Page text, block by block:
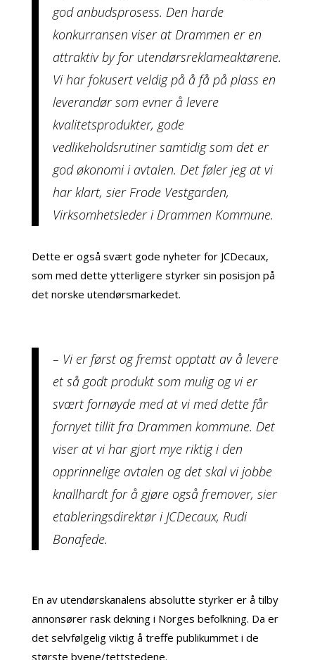
god anbudsprosess. Den harde
konkurransen viser at Drammen er en
attraktiv by for utendørsreklameaktørene.
Vi har fokusert veldig på å få på plass en
leverandør som evner å levere
kvalitetsprodukter, gode
vedlikeholdsrutiner samtidig som det er
god økonomi i avtalen. Det føler jeg at vi
har klart, sier Frode Vestgarden,
Virksomhetsleder i Drammen Kommune.
Dette er også svært gode nyheter for JCDecaux,
som med dette ytterligere styrker sin posisjon på
det norske utendørsmarkedet.
– Vi er først og fremst opptatt av å levere
et så godt produkt som mulig og vi er
svært fornøyde med at vi med dette får
fornyet tillit fra Drammen kommune. Det
viser at vi har gjort mye riktig i den
opprinnelige avtalen og det skal vi jobbe
knallhardt for å gjøre også fremover, sier
etableringsdirektør i JCDecaux, Rudi
Bonafede.
En av utendørskanalens absolutte styrker er å tilby
annonsører rask dekning i Norges befolkning. Da er
det selvfølgelig viktig å treffe publikummet i de
største byene/tettstedene.